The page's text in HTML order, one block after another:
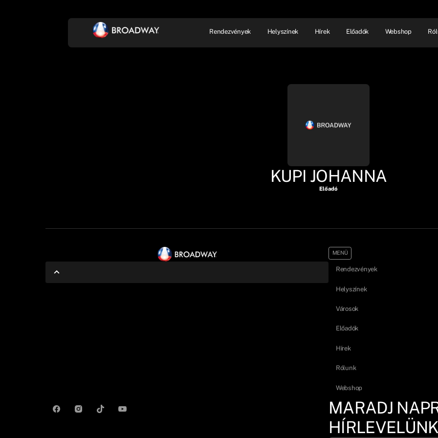
Rendezvények Helyszínek Hírek Előadók Webshop
KUPI JOHANNA
Előadó
MENÜ
Rendezvények
Helyszínek
Városok
Előadók
Hírek
Rólunk
Webshop
MARADJ